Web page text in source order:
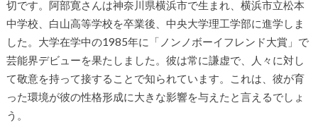
切です。阿部寛さんは神奈川県横浜市で生まれ、横浜市立松本
中学校、白山高等学校を卒業後、中央大学理工学部に進学しま
した。大学在学中の1985年に「ノンノボーイフレンド大賞」で
芸能界デビューを果たしました。彼は常に謙虚で、人々に対し
て敬意を持って接することで知られています。これは、彼が育
った環境が彼の性格形成に大きな影響を与えたと言えるでしょ
う。